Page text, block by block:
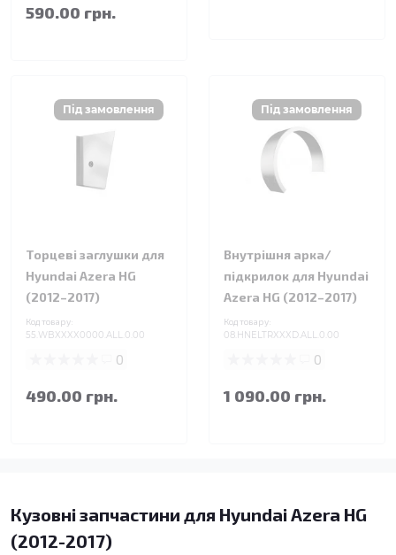
590.00 грн.
Торцеві заглушки для
Hyundai Azera HG
(2012–2017)
Код товару:
55.WBXXXX0000.ALL.0.00
0
490.00 грн.
Внутрішня арка/
підкрилок для Hyundai
Azera HG (2012–2017)
Код товару:
08.HNELTRXXXD.ALL.0.00
0
1 090.00 грн.
Кузовні запчастини для Hyundai Azera HG
(2012-2017)